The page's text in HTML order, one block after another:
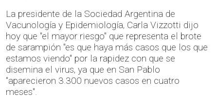
La presidente de la Sociedad Argentina de
Vacunología y Epidemiología, Carla Vizzotti dijo
hoy que "el mayor riesgo" que representa el brote
de sarampión "es que haya más casos que los que
estamos viendo" por la rapidez con que se
disemina el virus, ya que en San Pablo
"aparecieron 3.300 nuevos casos en cuatro
meses".